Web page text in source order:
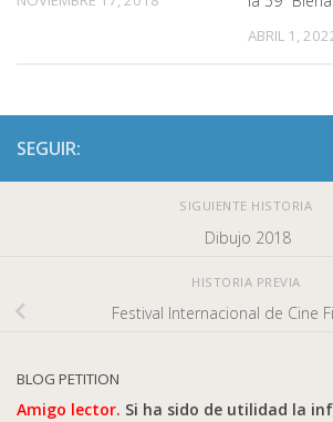
ABRIL 1,
SEGUIR:
SIGUIENTE HISTORIA
Dibujo 2018
HISTORIA PREVIA
Festival Internacional de Cine
BLOG PETITION
Amigo lector. Si ha sido de utilidad la